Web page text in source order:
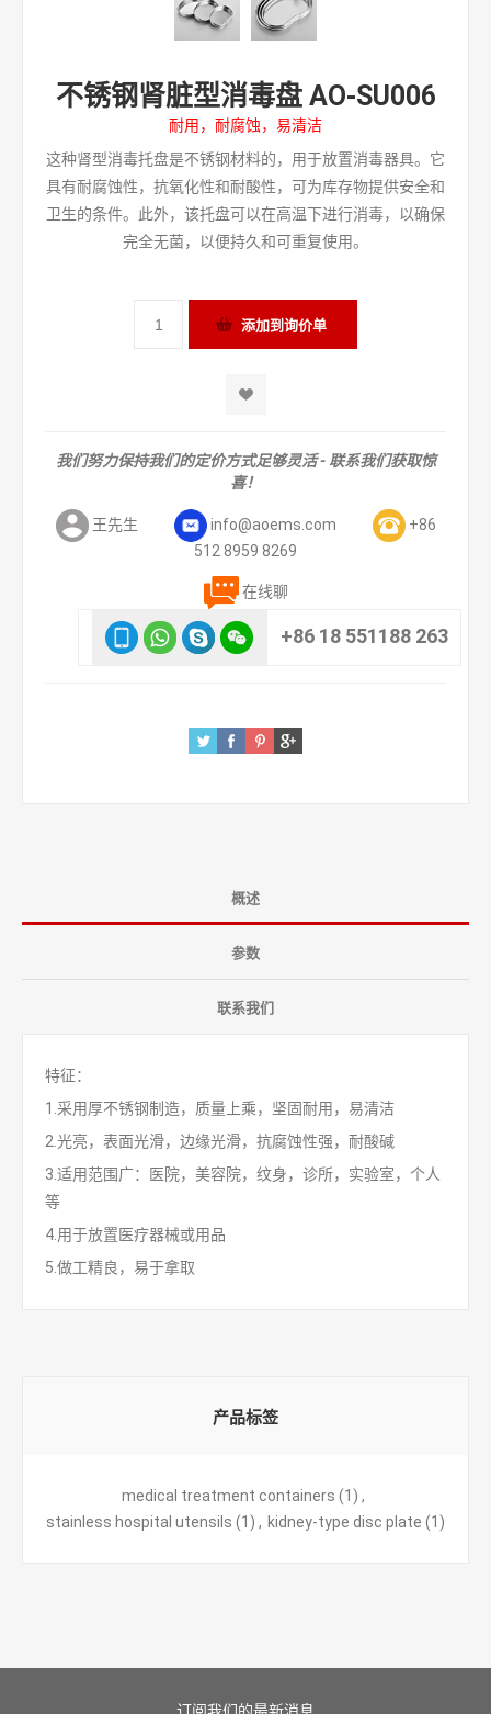
不锈钢肾脏型消毒盘 AO-SU006
耐用，耐腐蚀，易清洁
这种肾型消毒托盘是不锈钢材料的，用于放置消毒器具。它
具有耐腐蚀性，抗氧化性和耐酸性，可为库存物提供安全和
卫生的条件。此外，该托盘可以在高温下进行消毒，以确保
完全无菌，以便持久和可重复使用。
我们努力保持我们的定价方式足够灵活 - 联系我们获取惊
喜！
王先生 info@aoems.com
+86
512 8959 8269
在线聊
+86 18 551188 263
概述
参数
联系我们
特征：
1.采用厚不锈钢制造，质量上乘，坚固耐用，易清洁
2.光亮，表面光滑，边缘光滑，抗腐蚀性强，耐酸碱
3.适用范围广：医院，美容院，纹身，诊所，实验室，个人
等
4.用于放置医疗器械或用品
5.做工精良，易于拿取
产品标签
medical treatment containers (1) ,
stainless hospital utensils (1) , kidney-type disc plate (1)